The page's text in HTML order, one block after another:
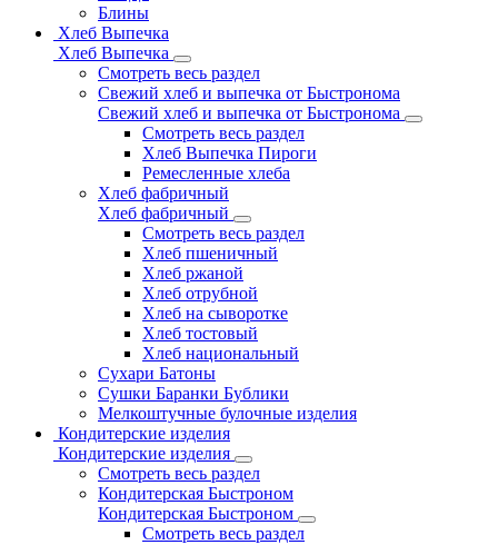
Блины
Хлеб Выпечка
Хлеб Выпечка
Смотреть весь раздел
Свежий хлеб и выпечка от Быстронома
Свежий хлеб и выпечка от Быстронома
Смотреть весь раздел
Хлеб Выпечка Пироги
Ремесленные хлеба
Хлеб фабричный
Хлеб фабричный
Смотреть весь раздел
Хлеб пшеничный
Хлеб ржаной
Хлеб отрубной
Хлеб на сыворотке
Хлеб тостовый
Хлеб национальный
Сухари Батоны
Сушки Баранки Бублики
Мелкоштучные булочные изделия
Кондитерские изделия
Кондитерские изделия
Смотреть весь раздел
Кондитерская Быстроном
Кондитерская Быстроном
Смотреть весь раздел